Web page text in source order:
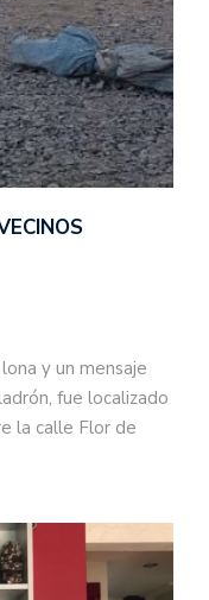
y un mensaje
fue localizado
la calle Flor de